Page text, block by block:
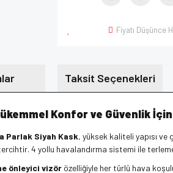
Fiyatı Düşünce
Taksit Seçenekleri
Konfor ve Güvenlik
Parlak Siyah Kask, yüksek kaliteli yapısı
4 yollu havalandırma sistemi ile
önleyici vizör özelliğiyle her türlü hava